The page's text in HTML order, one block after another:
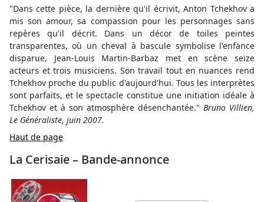
"Dans cette pièce, la dernière qu'il écrivit, Anton Tchekhov a
mis son amour, sa compassion pour les personnages sans
repères qu'il décrit. Dans un décor de toiles peintes
transparentes, où un cheval à bascule symbolise l'enfance
disparue, Jean-Louis Martin-Barbaz met en scène seize
acteurs et trois musiciens. Son travail tout en nuances rend
Tchekhov proche du public d'aujourd'hui. Tous les interprètes
sont parfaits, et le spectacle constitue une initiation idéale à
Tchekhov et à son atmosphère désenchantée." Bruno Villien,
Le Généraliste, juin 2007.
Haut de page
La Cerisaie – Bande-annonce